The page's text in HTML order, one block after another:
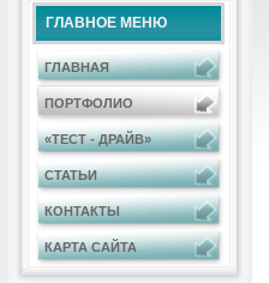
ГЛАВНОЕ МЕНЮ
ГЛАВНАЯ
ПОРТФОЛИО
«ТЕСТ - ДРАЙВ»
СТАТЬИ
КОНТАКТЫ
КАРТА САЙТА